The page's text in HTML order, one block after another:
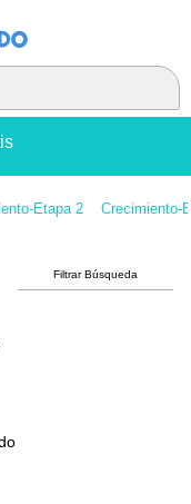
Etapa 2 Crecimiento-
Filtrar Búsqueda